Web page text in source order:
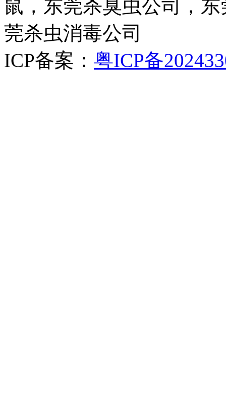
鼠，东莞杀臭虫公司，
莞杀虫消毒公司
ICP备案： 粤ICP备